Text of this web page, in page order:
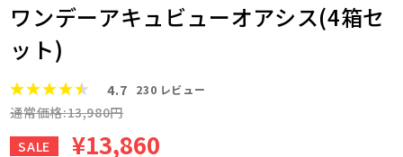
ワンデーアキュビューオアシス(4箱セ
ット)
4.7 230 レビュー
通常価格:13,980円
SALE
¥13,860